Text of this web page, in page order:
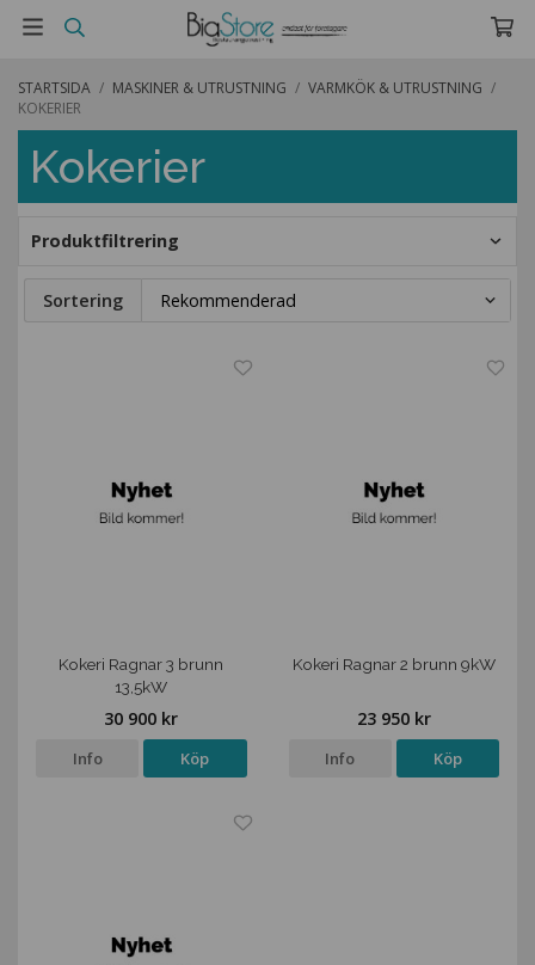
STARTSIDA / MASKINER & UTRUSTNING / VARMKÖK & UTRUSTNING /
KOKERIER
Kokerier
Produktfiltrering
Sortering
Kokeri Ragnar 3 brunn
13,5kW
30 900 kr
Info Köp
Kokeri Ragnar 2 brunn 9kW
23 950 kr
Info Köp